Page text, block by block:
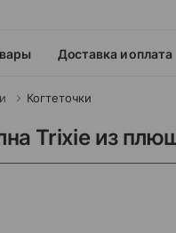
Доставка и оплата
Когтеточки
Trixie из